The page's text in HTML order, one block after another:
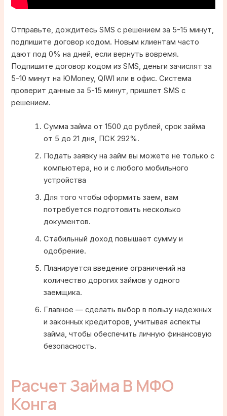
Отправьте, дождитесь SMS с решением за 5-15 минут,
подпишите договор кодом. Новым клиентам часто
дают под 0% на дней, если вернуть вовремя.
Подпишите договор кодом из SMS, деньги зачислят за
5-10 минут на ЮMoney, QIWI или в офис. Система
проверит данные за 5-15 минут, пришлет SMS с
решением.
Сумма займа от 1500 до рублей, срок займа
от 5 до 21 дня, ПСК 292%.
Подать заявку на займ вы можете не только с
компьютера, но и с любого мобильного
устройства
Для того чтобы оформить заем, вам
потребуется подготовить несколько
документов.
Стабильный доход повышает сумму и
одобрение.
Планируется введение ограничений на
количество дорогих займов у одного
заемщика.
Главное — сделать выбор в пользу надежных
и законных кредиторов, учитывая аспекты
займа, чтобы обеспечить личную финансовую
безопасность.
Расчет Займа В МФО
Конга